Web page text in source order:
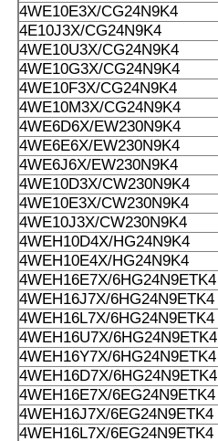
4WE10E3X/CG24N9K4
4E10J3X/CG24N9K4
4WE10U3X/CG24N9K4
4WE10G3X/CG24N9K4
4WE10F3X/CG24N9K4
4WE10M3X/CG24N9K4
4WE6D6X/EW230N9K4
4WE6E6X/EW230N9K4
4WE6J6X/EW230N9K4
4WE10D3X/CW230N9K4
4WE10E3X/CW230N9K4
4WE10J3X/CW230N9K4
4WEH10D4X/HG24N9K4
4WEH10E4X/HG24N9K4
4WEH16E7X/6HG24N9ETK4
4WEH16J7X/6HG24N9ETK4
4WEH16L7X/6HG24N9ETK4
4WEH16U7X/6HG24N9ETK4
4WEH16Y7X/6HG24N9ETK4
4WEH16D7X/6HG24N9ETK4
4WEH16E7X/6EG24N9ETK4
4WEH16J7X/6EG24N9ETK4
4WEH16L7X/6EG24N9ETK4